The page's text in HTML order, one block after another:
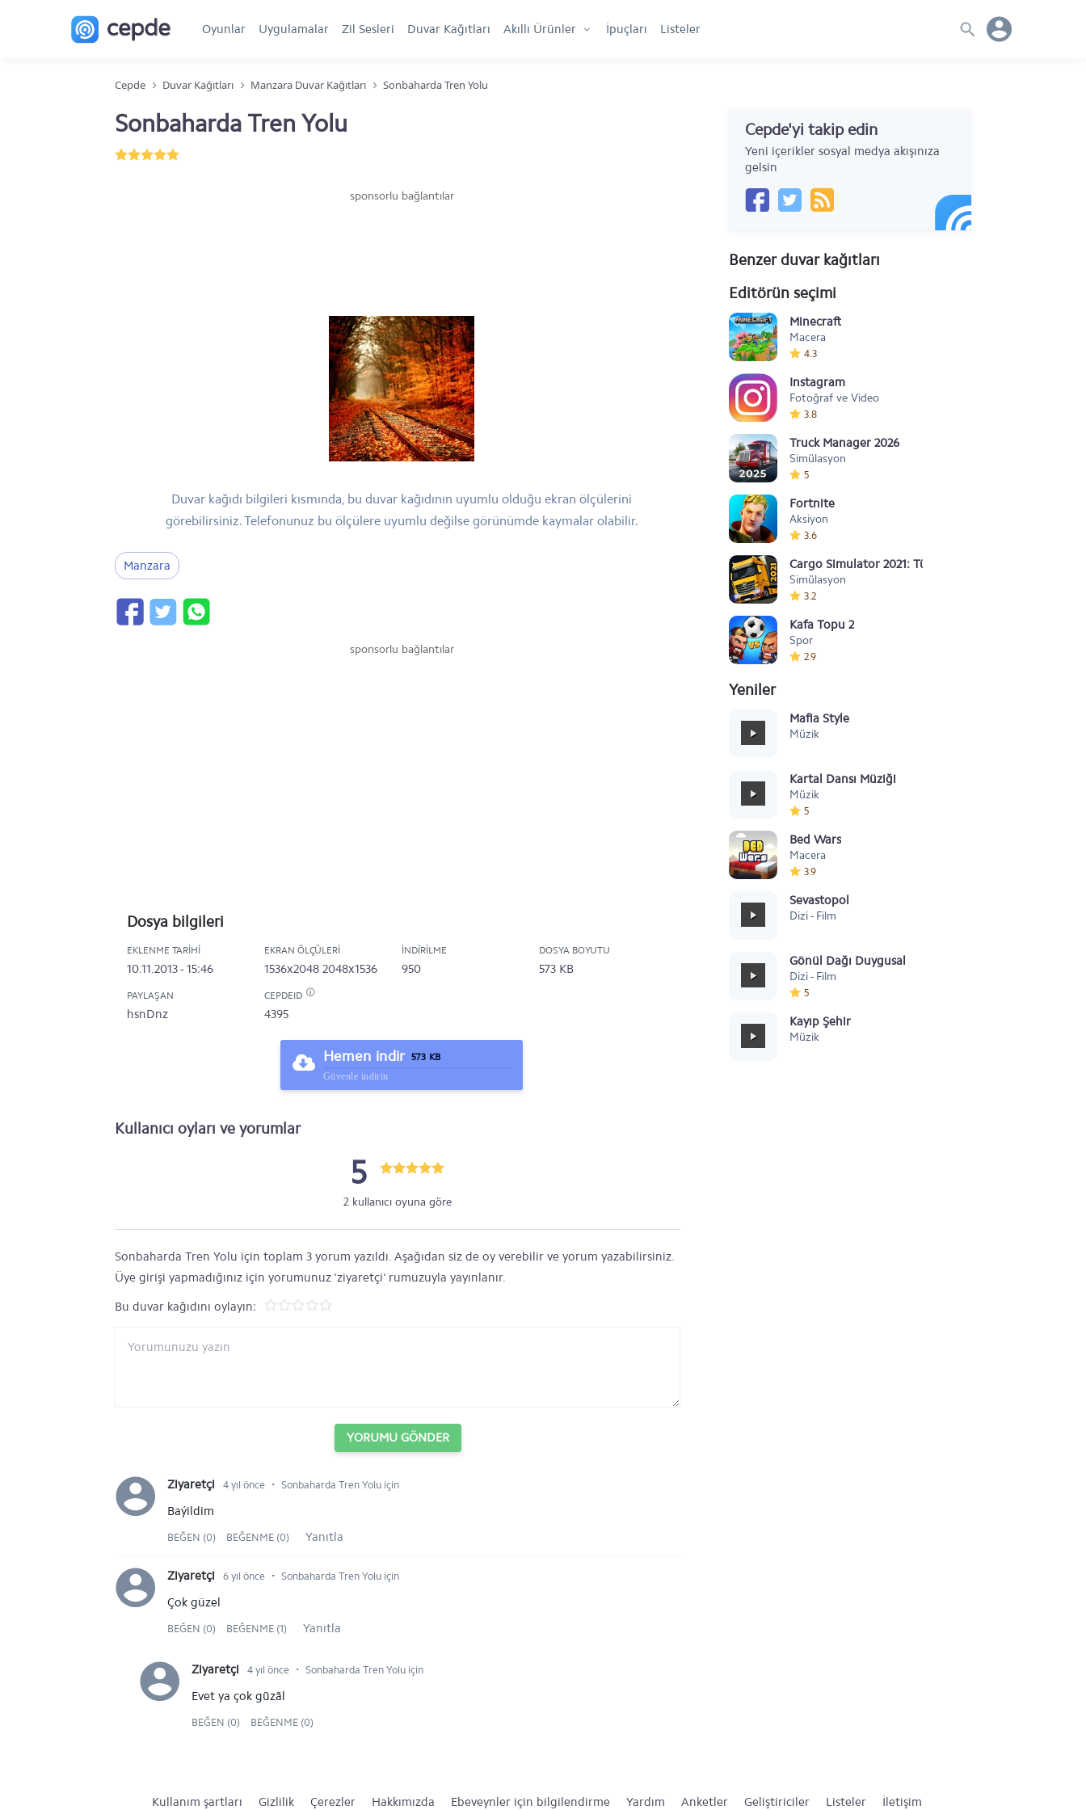
Oyunlar Uygulamalar Zil Sesleri Duvar Kağıtları Akıllı Ürünler İpuçları Listeler
Cepde Duvar Kağıtları Manzara Duvar Kağıtları Sonbaharda Tren Yolu
Sonbaharda Tren Yolu
sponsorlu bağlantılar
Duvar kağıdı bilgileri kısmında, bu duvar kağıdının uyumlu olduğu ekran ölçülerini
görebilirsiniz. Telefonunuz bu ölçülere uyumlu değilse görünümde kaymalar olabilir.
Manzara
sponsorlu bağlantılar
Dosya bilgileri
EKLENME TARIHI
10.11.2013 - 15:46
EKRAN ÖLÇÜLERI
1536x2048 2048x1536
İNDIRILME
950
DOSYA BOYUTU
573 KB
PAYLAŞAN
hsnDnz
CEPDEID
4395
Hemen indir 573 KB
Güvenle indirin
Cepde'yi takip edin
Yeni içerikler sosyal medya akışınıza
gelsin
Benzer duvar kağıtları
Editörün seçimi
Minecraft
Macera
4.3
Instagram
Fotoğraf ve Video
3.8
Truck Manager 2026
Simülasyon
5
Fortnite
Aksiyon
3.6
Cargo Simulator 2021: Türkiye
Simülasyon
3.2
Kafa Topu 2
Spor
2.9
Yeniler
Mafia Style
Müzik
Kartal Dansı Müziği
Müzik
5
Bed Wars
Macera
3.9
Sevastopol
Dizi - Film
Gönül Dağı Duygusal
Dizi - Film
5
Kayıp Şehir
Müzik
Kullanıcı oyları ve yorumlar
5
2 kullanıcı oyuna göre
Sonbaharda Tren Yolu için toplam 3 yorum yazıldı. Aşağıdan siz de oy verebilir ve yorum yazabilirsiniz.
Üye girişi yapmadığınız için yorumunuz 'ziyaretçi' rumuzuyla yayınlanır.
Bu duvar kağıdını oylayın:
YORUMU GÖNDER
Ziyaretçi 4 yıl önce ⋅ Sonbaharda Tren Yolu için
Baýildim
BEĞEN (0) BEĞENME (0) Yanıtla
Ziyaretçi 6 yıl önce ⋅ Sonbaharda Tren Yolu için
Çok güzel
BEĞEN (0) BEĞENME (1) Yanıtla
Ziyaretçi 4 yıl önce ⋅ Sonbaharda Tren Yolu için
Evet ya çok gũzãl
BEĞEN (0) BEĞENME (0)
Kullanım şartları Gizlilik Çerezler Hakkımızda Ebeveynler için bilgilendirme Yardım Anketler Geliştiriciler Listeler İletişim